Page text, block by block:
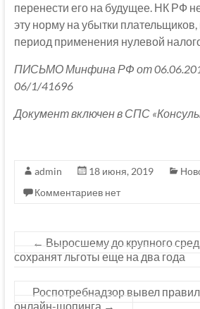
перенести его на будущее. НК РФ
эту норму на убытки
период применения нулевой
ПИСЬМО Минфина РФ от
06/1/41696
Документ включен в СПС
admin 18 июня, 2019
Комментариев нет
← Выросшему до крупного
сохранят льготы еще на два года
Роспотребнадзор вывел
онлайн-шопинга →